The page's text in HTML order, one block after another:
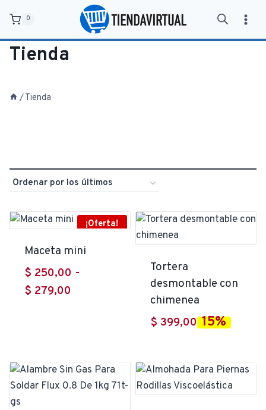
contenido
0
Tienda
/Tienda
¡Oferta!
Maceta mini
$ 250,00 -
$ 279,00Rango
$ 250,00
hasta
Tortera
desmontable con
chimenea
$ 399,00 15%